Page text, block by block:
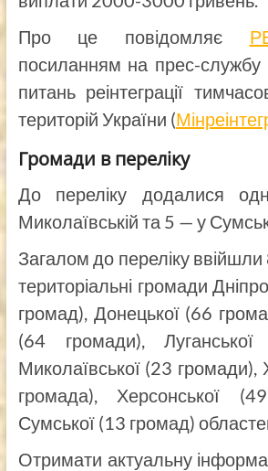
Про це повідомляє
посиланням на прес-службу
питань реінтеграції
територій України (
Громади в переліку
До переліку додалися
Миколаївській та 5 — у
Загалом до переліку
територіальні громади
громад), Донецької (66
(64 громади),
Миколаївської (23 громади),
громада), Херсонської
Сумської (13 громад)
Отримати актуальну